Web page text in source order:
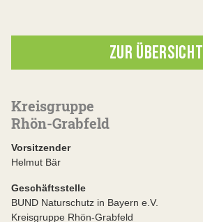
ZUR ÜBERSICHT
Kreisgruppe
Rhön-Grabfeld
Vorsitzender
Helmut Bär
Geschäftsstelle
BUND Naturschutz in Bayern e.V.
Kreisgruppe Rhön-Grabfeld